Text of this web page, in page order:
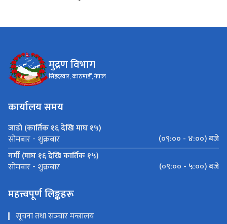
मुद्रण विभाग
सिंहदरवार, काठमाडौँ, नेपाल
कार्यालय समय
जाडो (कार्तिक १६ देखि माघ १५)
सोमबार - शुक्रबार
(०९:०० - ४:००) बजे
गर्मी (माघ १६ देखि कार्तिक १५)
सोमबार - शुक्रबार (०९:०० - ५:००) बजे
महत्त्वपूर्ण लिङ्कहरू
सूचना तथा सञ्‍चार मन्त्रालय